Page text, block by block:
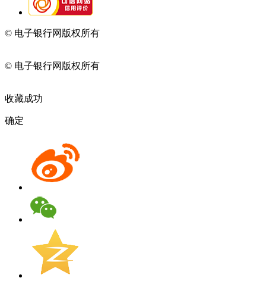
© 电子银行网版权所有
© 电子银行网版权所有
收藏成功
确定